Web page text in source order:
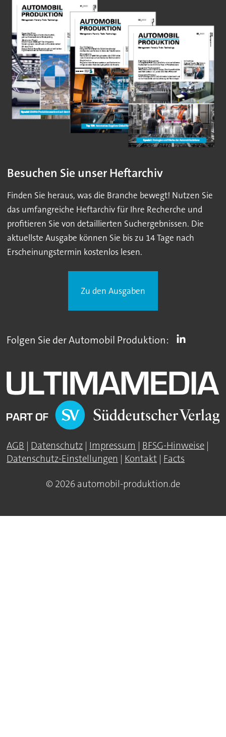
Besuchen Sie unser Heftarchiv
Finden Sie heraus, was die Branche bewegt! Nutzen Sie
das umfangreiche Heftarchiv für Ihre Recherche und
profitieren Sie von detaillierten Suchergebnissen. Die
aktuellste Ausgabe können Sie bis zu 14 Tage nach
Erscheinungstermin kostenlos lesen.
Zu den Ausgaben
Folgen Sie der Automobil Produktion:
AGB | Datenschutz | Impressum | BFSG-Hinweise |
Datenschutz-Einstellungen | Kontakt | Facts
© 2026 automobil-produktion.de